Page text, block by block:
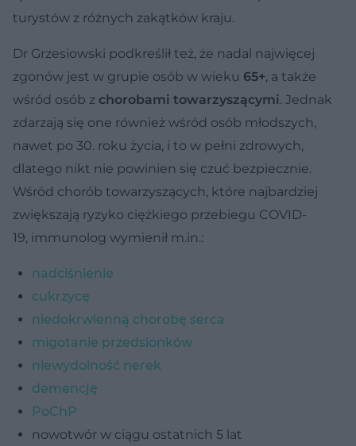
turystów z różnych zakątków kraju.
Dr Grzesiowski podkreślił też, że nadal najwięcej
zgonów jest w grupie osób w wieku 65+, a także
wśród osób z chorobami towarzyszącymi. Jednak
zdarzają się one również wśród osób młodszych,
nawet po 30. roku życia, i to w pełni zdrowych,
dlatego nikt nie powinien się czuć bezpiecznie.
Wśród chorób towarzyszących, które najbardziej
zwiększają ryzyko ciężkiego przebiegu COVID-
19, immunolog wymienił m.in.:
nadciśnienie
cukrzycę
niedokrwienną chorobę serca
migotanie przedsionków
niewydolność nerek
demencję
PoChP
nowotwór w ciągu ostatnich 5 lat